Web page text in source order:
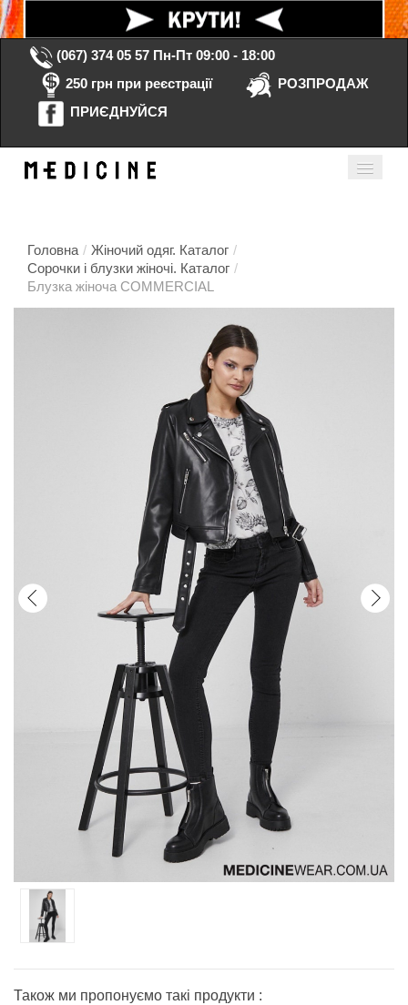
(067) 374 05 57 Пн-Пт 09:00 - 18:00
250 грн при реєстрації
РОЗПРОДАЖ
ПРИЄДНУЙСЯ
Головна / Жіночий одяг. Каталог /
Сорочки і блузки жіночі. Каталог /
Блузка жіноча COMMERCIAL
Також ми пропонуємо такі продукти :